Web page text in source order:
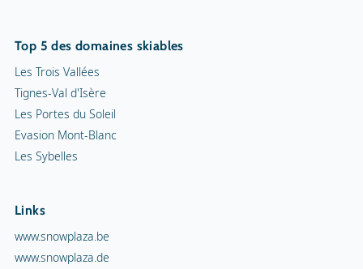
Top 5 des domaines skiables
Les Trois Vallées
Tignes-Val d'Isère
Les Portes du Soleil
Evasion Mont-Blanc
Les Sybelles
Links
www.snowplaza.be
www.snowplaza.de